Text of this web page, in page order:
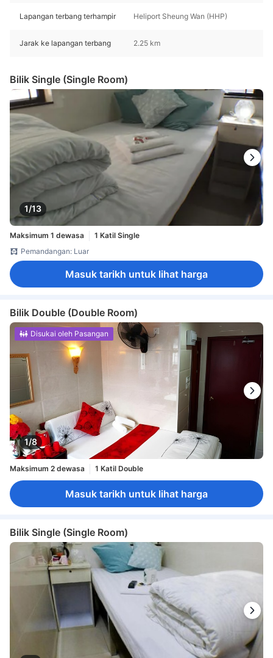
Lapangan terbang terhampir Heliport Sheung Wan (HHP)
Jarak ke lapangan terbang 2.25 km
Bilik Single (Single Room)
1/13
Maksimum 1 dewasa
1 Katil Single
Pemandangan: Luar
Masuk tarikh untuk lihat harga
Bilik Double (Double Room)
1/8
Disukai oleh Pasangan
Maksimum 2 dewasa 1 Katil Double
Masuk tarikh untuk lihat harga
Bilik Single (Single Room)